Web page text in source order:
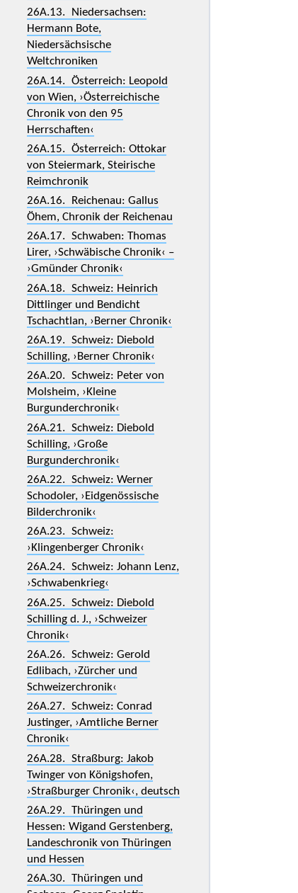
26A.13. Niedersachsen:
Hermann Bote,
Niedersächsische
Weltchroniken
26A.14. Österreich: Leopold
von Wien, ›Österreichische
Chronik von den 95
Herrschaften‹
26A.15. Österreich: Ottokar
von Steiermark, Steirische
Reimchronik
26A.16. Reichenau: Gallus
Öhem, Chronik der Reichenau
26A.17. Schwaben: Thomas
Lirer, ›Schwäbische Chronik‹ –
›Gmünder Chronik‹
26A.18. Schweiz: Heinrich
Dittlinger und Bendicht
Tschachtlan, ›Berner Chronik‹
26A.19. Schweiz: Diebold
Schilling, ›Berner Chronik‹
26A.20. Schweiz: Peter von
Molsheim, ›Kleine
Burgunderchronik‹
26A.21. Schweiz: Diebold
Schilling, ›Große
Burgunderchronik‹
26A.22. Schweiz: Werner
Schodoler, ›Eidgenössische
Bilderchronik‹
26A.23. Schweiz:
›Klingenberger Chronik‹
26A.24. Schweiz: Johann Lenz,
›Schwabenkrieg‹
26A.25. Schweiz: Diebold
Schilling d. J., ›Schweizer
Chronik‹
26A.26. Schweiz: Gerold
Edlibach, ›Zürcher und
Schweizerchronik‹
26A.27. Schweiz: Conrad
Justinger, ›Amtliche Berner
Chronik‹
26A.28. Straßburg: Jakob
Twinger von Königshofen,
›Straßburger Chronik‹, deutsch
26A.29. Thüringen und
Hessen: Wigand Gerstenberg,
Landeschronik von Thüringen
und Hessen
26A.30. Thüringen und